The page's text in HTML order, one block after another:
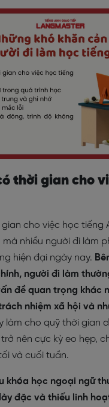
thời gian cho
cho việc học tiếng
mà nhiều người đi làm
hiện đại ngày nay.
người đi làm
đề quan trọng khác
nhiệm xã hội và
làm cho quỹ thời gian
nên cực kỳ eo hẹp,
và cuối tuần.
khóa học ngoại ngữ
đặc và thiếu linh